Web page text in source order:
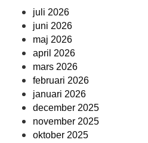
juli 2026
juni 2026
maj 2026
april 2026
mars 2026
februari 2026
januari 2026
december 2025
november 2025
oktober 2025